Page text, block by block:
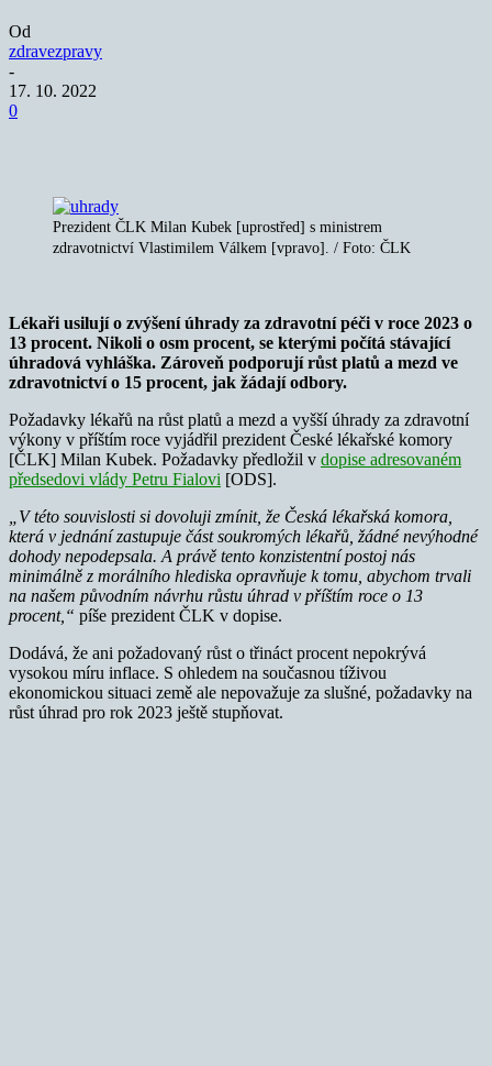
Od
zdravezpravy
-
17. 10. 2022
0
Prezident ČLK Milan Kubek [uprostřed] s ministrem
zdravotnictví Vlastimilem Válkem [vpravo]. / Foto: ČLK
Lékaři usilují o zvýšení úhrady za zdravotní péči v roce 2023 o
13 procent. Nikoli o osm procent, se kterými počítá stávající
úhradová vyhláška. Zároveň podporují růst platů a mezd ve
zdravotnictví o 15 procent, jak žádají odbory.
Požadavky lékařů na růst platů a mezd a vyšší úhrady za zdravotní
výkony v příštím roce vyjádřil prezident České lékařské komory
[ČLK] Milan Kubek. Požadavky předložil v dopise adresovaném
předsedovi vlády Petru Fialovi [ODS].
„V této souvislosti si dovoluji zmínit, že Česká lékařská komora,
která v jednání zastupuje část soukromých lékařů, žádné nevýhodné
dohody nepodepsala. A právě tento konzistentní postoj nás
minimálně z morálního hlediska opravňuje k tomu, abychom trvali
na našem původním návrhu růstu úhrad v příštím roce o 13
procent,“ píše prezident ČLK v dopise.
Dodává, že ani požadovaný růst o třináct procent nepokrývá
vysokou míru inflace. S ohledem na současnou tíživou
ekonomickou situaci země ale nepovažuje za slušné, požadavky na
růst úhrad pro rok 2023 ještě stupňovat.